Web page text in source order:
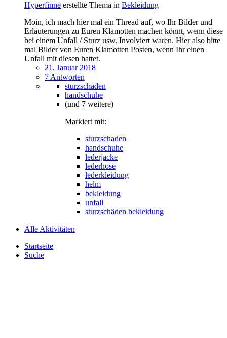
Hyperfinne erstellte Thema in Bekleidung
Moin, ich mach hier mal ein Thread auf, wo Ihr Bilder und
Erläuterungen zu Euren Klamotten machen könnt, wenn diese
bei einem Unfall / Sturz usw. Involviert waren. Hier also bitte
mal Bilder von Euren Klamotten Posten, wenn Ihr einen
Unfall mit diesen hattet.
21. Januar 2018
7 Antworten
sturzschaden
handschuhe
(und 7 weitere)
Markiert mit:
sturzschaden
handschuhe
lederjacke
lederhose
lederkleidung
helm
bekleidung
unfall
sturzschäden bekleidung
Alle Aktivitäten
Startseite
Suche